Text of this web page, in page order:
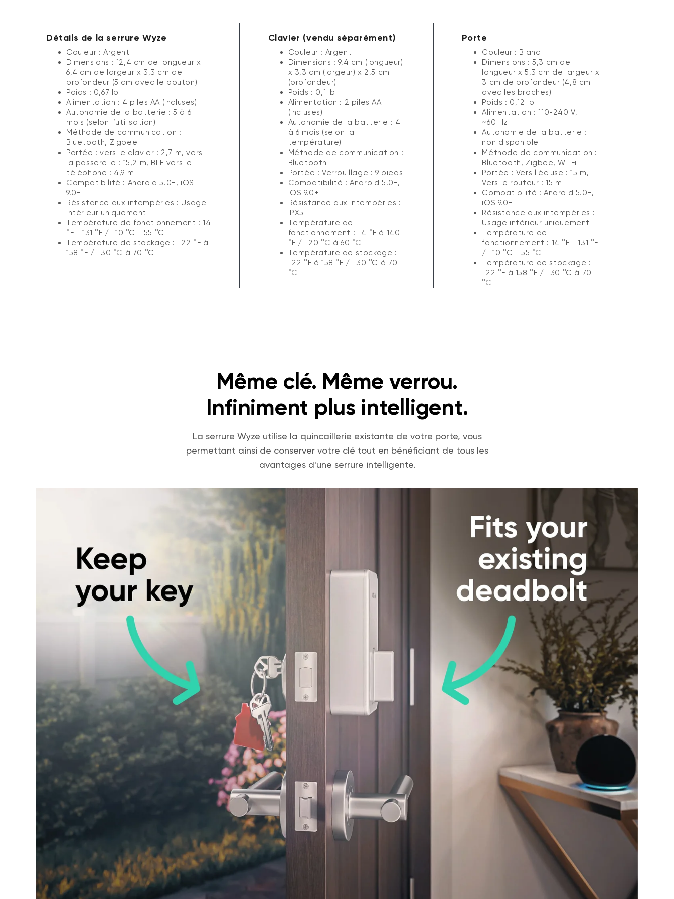
Détails de la serrure Wyze
Couleur : Argent
Dimensions : 12,4 cm de longueur x
6,4 cm de largeur x 3,3 cm de
profondeur (5 cm avec le bouton)
Poids : 0,67 lb
Alimentation : 4 piles AA (incluses)
Autonomie de la batterie : 5 à 6
mois (selon l’utilisation)
Méthode de communication :
Bluetooth, Zigbee
Portée : vers le clavier : 2,7 m, vers
la passerelle : 15,2 m, BLE vers le
téléphone : 4,9 m
Compatibilité : Android 5.0+, iOS
9.0+
Résistance aux intempéries : Usage
intérieur uniquement
Température de fonctionnement : 14
°F - 131 °F / -10 °C - 55 °C
Température de stockage : -22 °F à
158 °F / -30 °C à 70 °C
Clavier (vendu séparément)
Couleur : Argent
Dimensions : 9,4 cm (longueur)
x 3,3 cm (largeur) x 2,5 cm
(profondeur)
Poids : 0,1 lb
Alimentation : 2 piles AA
(incluses)
Autonomie de la batterie : 4
à 6 mois (selon la
température)
Méthode de communication :
Bluetooth
Portée : Verrouillage : 9 pieds
Compatibilité : Android 5.0+,
iOS 9.0+
Résistance aux intempéries :
IPX5
Température de
fonctionnement : -4 °F à 140
°F / -20 °C à 60 °C
Température de stockage :
-22 °F à 158 °F / -30 °C à 70
°C
Porte
Couleur : Blanc
Dimensions : 5,3 cm de
longueur x 5,3 cm de largeur x
3 cm de profondeur (4,8 cm
avec les broches)
Poids : 0,12 lb
Alimentation : 110-240 V,
~60 Hz
Autonomie de la batterie :
non disponible
Méthode de communication :
Bluetooth, Zigbee, Wi-Fi
Portée : Vers l'écluse : 15 m,
Vers le routeur : 15 m
Compatibilité : Android 5.0+,
iOS 9.0+
Résistance aux intempéries :
Usage intérieur uniquement
Température de
fonctionnement : 14 °F - 131 °F
/ -10 °C - 55 °C
Température de stockage :
-22 °F à 158 °F / -30 °C à 70
°C
Même clé. Même verrou.
Infiniment plus intelligent.
La serrure Wyze utilise la quincaillerie existante de votre porte, vous
permettant ainsi de conserver votre clé tout en bénéficiant de tous les
avantages d'une serrure intelligente.